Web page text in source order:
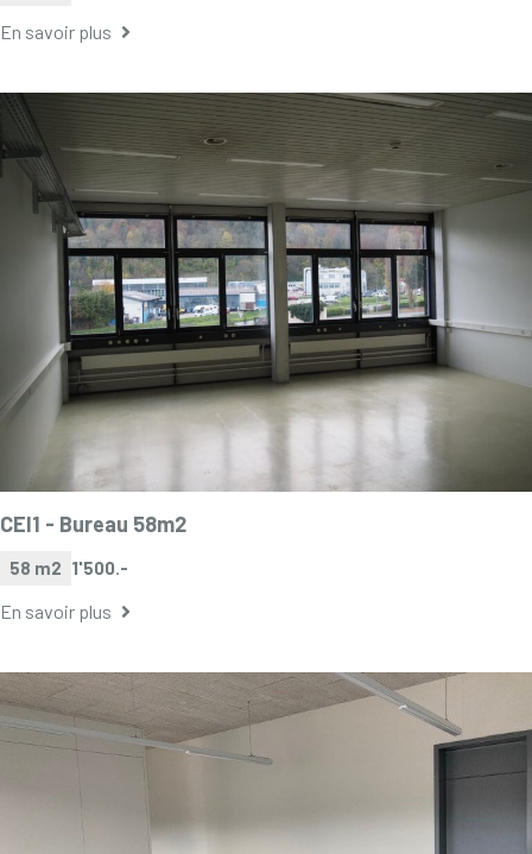
En savoir plus
CEI1 - Bureau 58m2
58 m2 1'500.-
En savoir plus